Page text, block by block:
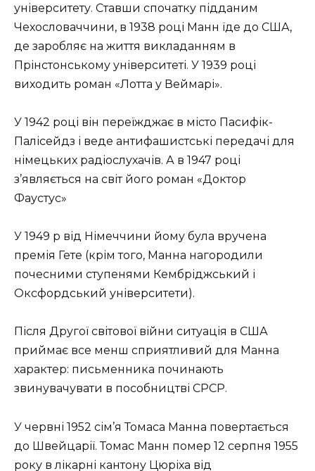
університету. Ставши спочатку підданим
Чехословаччини, в 1938 році Манн їде до США,
де заробляє на життя викладанням в
Прінстонському університеті. У 1939 році
виходить роман «Лотта у Веймарі».
У 1942 році він переїжджає в місто Пасифік-
Палісейдз і веде антифашистські передачі для
німецьких радіослухачів. А в 1947 році
з’являється на світ його роман «Доктор
Фаустус»
У 1949 р від Німеччини йому була вручена
премія Гете (крім того, Манна нагородили
почесними ступенями Кембріджський і
Оксфордський університети).
Після Другої світової війни ситуація в США
приймає все менш сприятливий для Манна
характер: письменника починають
звинувачувати в пособництві СРСР.
У червні 1952 сім’я Томаса Манна повертається
до Швейцарії. Томас Манн помер 12 серпня 1955
року в лікарні кантону Цюріха від